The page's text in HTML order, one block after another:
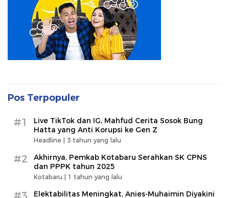
Pos Terpopuler
#1
Live TikTok dan IG, Mahfud Cerita Sosok Bung
Hatta yang Anti Korupsi ke Gen Z
Headline | 3 tahun yang lalu
#2
Akhirnya, Pemkab Kotabaru Serahkan SK CPNS
dan PPPK tahun 2025
Kotabaru | 1 tahun yang lalu
#3
Elektabilitas Meningkat, Anies-Muhaimin Diyakini